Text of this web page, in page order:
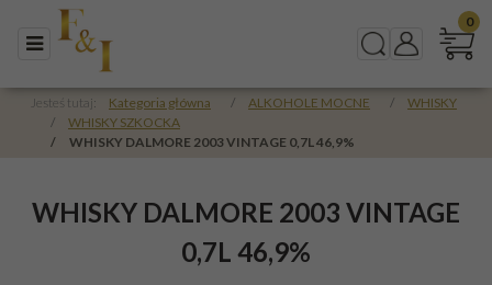
Menu SzukajPanel
0
Jesteś tutaj: Kategoria główna / ALKOHOLE MOCNE /
WHISKY
/
WHISKY SZKOCKA
/
WHISKY DALMORE 2003 VINTAGE 0,7L 46,9%
WHISKY DALMORE 2003 VINTAGE
0,7L 46,9%